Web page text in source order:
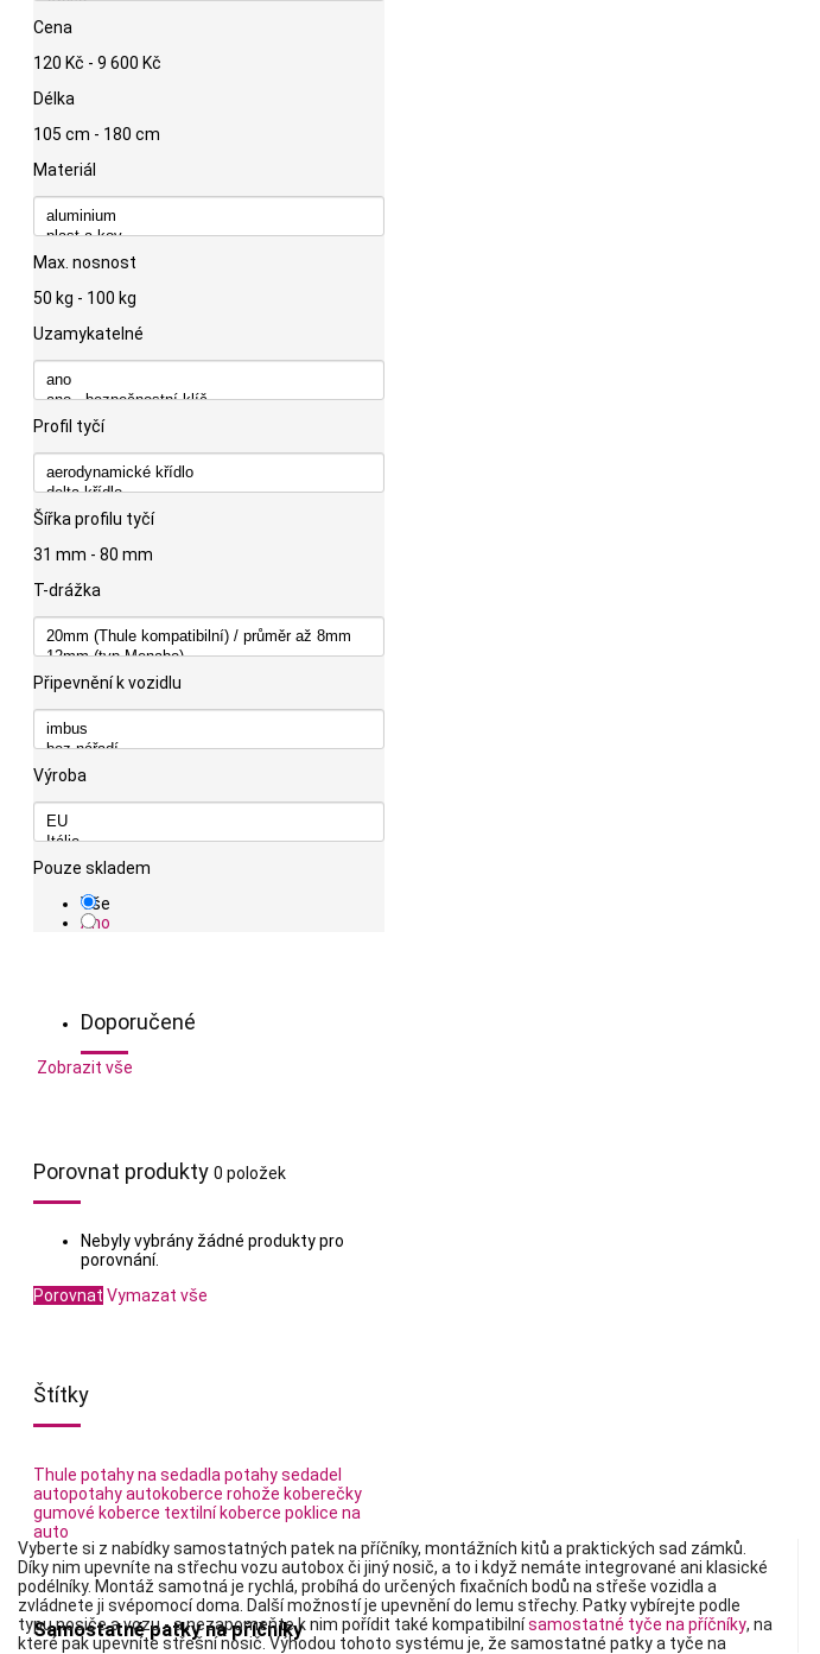
Cena
120 Kč - 9 600 Kč
Délka
105 cm - 180 cm
Materiál
Max. nosnost
50 kg - 100 kg
Uzamykatelné
Profil tyčí
Šířka profilu tyčí
31 mm - 80 mm
T-drážka
Připevnění k vozidlu
Výroba
Pouze skladem
Vše
Ano
Doporučené
Zobrazit vše
Porovnat produkty 0 položek
Nebyly vybrány žádné produkty pro
porovnání.
Porovnat Vymazat vše
Štítky
Thule potahy na sedadla potahy sedadel
autopotahyautokoberce rohože koberečky
gumové koberce textilní koberce poklice na
auto
Vyberte si z nabídky samostatných patek na příčníky, montážních kitů a praktických sad zámků.
Díky nim upevníte na střechu vozu autobox či jiný nosič, a to i když nemáte integrované ani klasické
podélníky. Montáž samotná je rychlá, probíhá do určených fixačních bodů na střeše vozidla a
zvládnete ji svépomocí doma. Další možností je upevnění do lemu střechy. Patky vybírejte podle
typu nosiče a vozu - a nezapomeňte k nim pořídit také kompatibilnísamostatné tyče na příčníky, na
které pak upevníte střešní nosič. Výhodou tohoto systému je, že samostatné patky a tyče na
Samostatné patky na příčníky